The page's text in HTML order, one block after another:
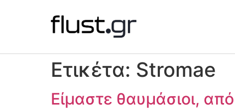
Ετικέτα: Stromae
Είμαστε θαυμάσιοι,